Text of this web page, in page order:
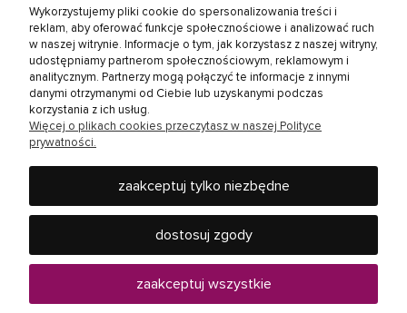
Linki społecznościowe
potrzebne w Twoim domu - od baterii, żarówek, słuchawek,
telewizorów i innych produktów RTV oraz AGD, po urządzenia
mobilne, jak smartfony i tablety czy elektronarzędzia.
Zapraszamy do ponad 40 sklepów Rebel Electro w całej
Wykorzystujemy pliki cookie do spersonalizowania treści i
reklam, aby oferować funkcje społecznościowe i analizować ruch
w naszej witrynie. Informacje o tym, jak korzystasz z naszej witryny,
udostępniamy partnerom społecznościowym, reklamowym i
analitycznym. Partnerzy mogą połączyć te informacje z innymi
danymi otrzymanymi od Ciebie lub uzyskanymi podczas
korzystania z ich usług.
Więcej o plikach cookies przeczytasz w naszej Polityce
prywatności.
zaakceptuj tylko niezbędne
dostosuj zgody
zaakceptuj wszystkie